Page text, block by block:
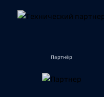
Партнёр